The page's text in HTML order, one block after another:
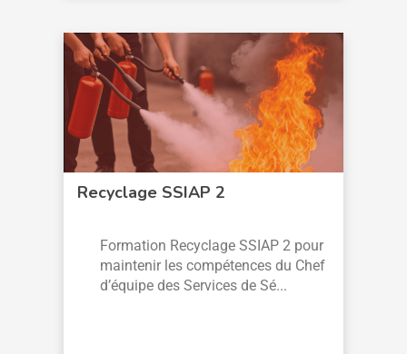
Recyclage SSIAP 2
Formation Recyclage SSIAP 2 pour
maintenir les compétences du Chef
d’équipe des Services de Sé...